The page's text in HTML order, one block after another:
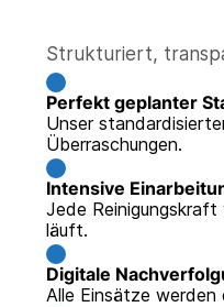
Strukturiert,
Perfekt geplanter
Unser
Überraschungen.
Intensive
Jede
läuft.
Digitale
Alle Einsätze werden